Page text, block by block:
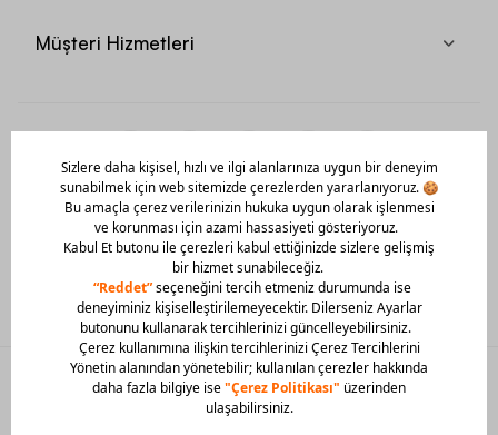
Müşteri Hizmetleri
Mobil Uygulamamızı Hemen İndir!